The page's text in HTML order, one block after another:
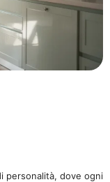
personalità, dove ogni